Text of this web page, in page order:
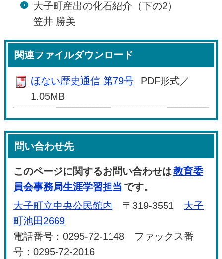
大子町産出の化石紹介（下の2）
笠井 勝美
関連ファイルダウンロード
ほない歴史通信 第79号
PDF形式／
1.05MB
問い合わせ先
このページに関するお問い合わせは教育委
員会事務局生涯学習担当 です。
大子町立中央公民館内 〒319-3551 大子
町池田2669
電話番号：0295-72-1148 ファックス番
号：0295-72-2016